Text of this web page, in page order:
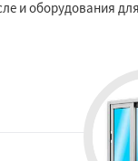
и оборудования